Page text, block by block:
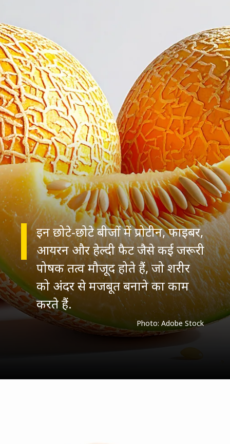
इन छोटे-छोटे बीजों में प्रोटीन, फाइबर,
आयरन और हेल्दी फैट जैसे कई जरूरी
पोषक तत्व मौजूद होते हैं, जो शरीर
को अंदर से मजबूत बनाने का काम
Photo: Adobe Stock